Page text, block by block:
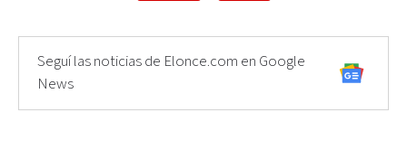
Seguí las noticias de Elonce.com en Google
News